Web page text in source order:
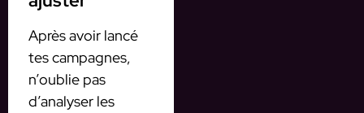
Après avoir lancé
tes campagnes,
n’oublie pas
d’analyser les